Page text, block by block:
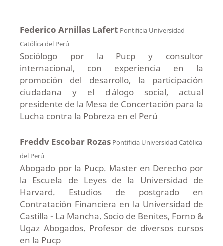
Federico Arnillas Lafert Pontificia Universidad
Católica del Perú
Sociólogo por la Pucp y consultor
internacional, con experiencia en la
promoción del desarrollo, la participación
ciudadana y el diálogo social, actual
presidente de la Mesa de Concertación para la
Lucha contra la Pobreza en el Perú
Freddv Escobar Rozas Pontificia Universidad Católica
del Perú
Abogado por la Pucp. Master en Derecho por
la Escuela de Leyes de la Universidad de
Harvard. Estudios de postgrado en
Contratación Financiera en la Universidad de
Castilla - La Mancha. Socio de Benites, Forno &
Ugaz Abogados. Profesor de diversos cursos
en la Pucp